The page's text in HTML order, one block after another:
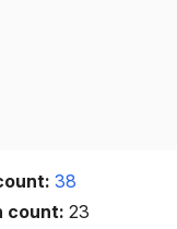
38
count:23